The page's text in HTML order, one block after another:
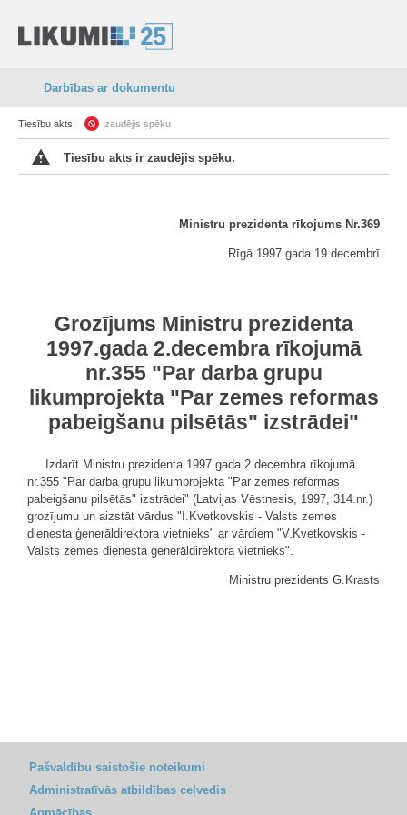
Darbības ar dokumentu
Tiesību akts: zaudējis spēku
Tiesību akts ir zaudējis spēku.
Ministru prezidenta rīkojums Nr.369
Rīgā 1997.gada 19.decembrī
Grozījums Ministru prezidenta
1997.gada 2.decembra rīkojumā
nr.355 "Par darba grupu
likumprojekta "Par zemes reformas
pabeigšanu pilsētās" izstrādei"
Izdarīt Ministru prezidenta 1997.gada 2.decembra rīkojumā
nr.355 "Par darba grupu likumprojekta "Par zemes reformas
pabeigšanu pilsētās" izstrādei" (Latvijas Vēstnesis, 1997, 314.nr.)
grozījumu un aizstāt vārdus "I.Kvetkovskis - Valsts zemes
dienesta ģenerāldirektora vietnieks" ar vārdiem "V.Kvetkovskis -
Valsts zemes dienesta ģenerāldirektora vietnieks".
Ministru prezidents G.Krasts
Pašvaldību saistošie noteikumi
Administratīvās atbildības ceļvedis